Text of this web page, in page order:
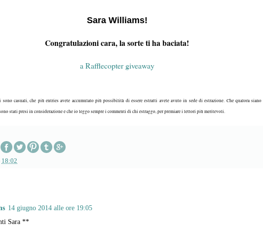
Sara Williams!
Congratulazioni cara, la sorte ti ha baciata!
a Rafflecopter giveaway
casuali, che più entries avete accumulato più possibilità di essere estratti avete avuto in sede di estrazione. Che qualora
stati presi in considerazione e che io leggo sempre i commenti di chi estraggo, per premiare i lettori più meritevoli.
18:02
14 giugno 2014 alle ore 19:05
Sara **